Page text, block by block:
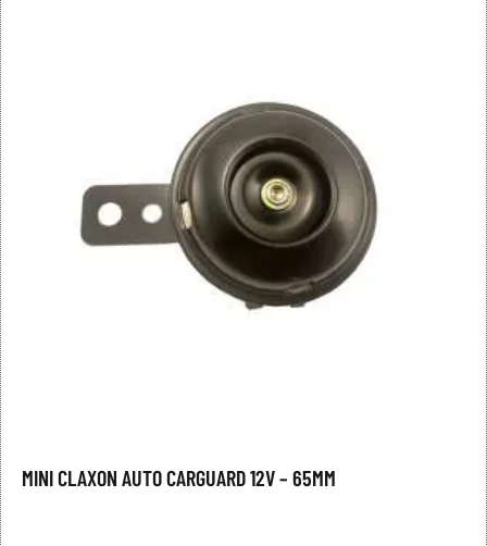
MINI CLAXON AUTO CARGUARD 12V – 65MM